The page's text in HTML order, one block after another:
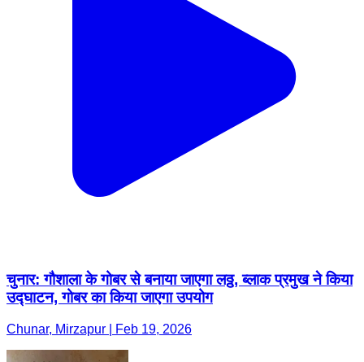
चुनार: गौशाला के गोबर से बनाया जाएगा लठ्ठ, ब्लाक प्रमुख ने किया
उद्घाटन, गोबर का किया जाएगा उपयोग
Chunar, Mirzapur | Feb 19, 2026